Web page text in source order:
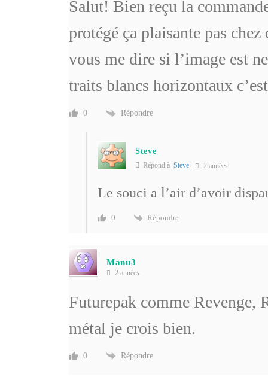
Salut! Bien reçu la
protégé ça plaisante pas
vous me dire si l’image est
traits blancs horizontaux
0 Répondre
Steve
Répond à Steve 2 années
Le souci a l’air d’avoir
0 Répondre
Manu3
2 années
Futurepak comme Revenge,
métal je crois bien.
0 Répondre